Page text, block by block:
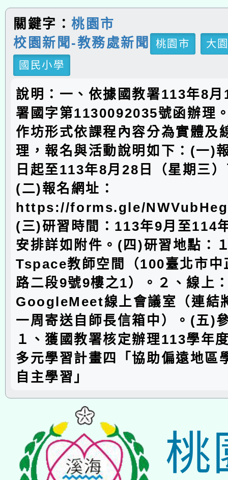
關鍵字：桃園市
校園新聞-教務處新聞
桃園市
大
國民小學
說明：一、依據國教署113年8
署國字第1130092035號函辦理
作坊形式依課程內容分為實體及
理，報名與活動說明如下：(一)
日起至113年8月28日（星期三
(二)報名網址：
https://forms.gle/
(三)研習時間：113年9月至114
安排詳如附件。(四)研習地點：
Tspace教師空間（100臺北市中
路二段9號9樓之1）。２、線上
GoogleMeet線上會議室（連結
一周寄送自師長信箱中）。(五)
１、獲國教署核定辦理113學年
多元學習計畫四「協助偏遠地區
自主學習」
桃